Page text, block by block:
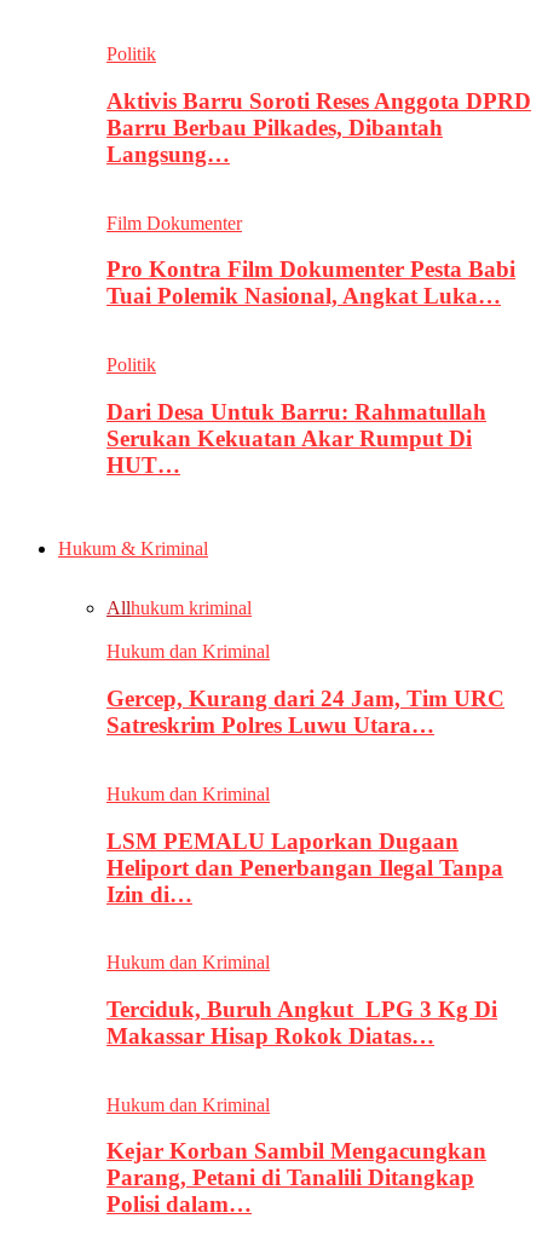
Politik
Aktivis Barru Soroti Reses Anggota DPRD
Barru Berbau Pilkades, Dibantah
Langsung…
Film Dokumenter
Pro Kontra Film Dokumenter Pesta Babi
Tuai Polemik Nasional, Angkat Luka…
Politik
Dari Desa Untuk Barru: Rahmatullah
Serukan Kekuatan Akar Rumput Di
HUT…
Hukum & Kriminal
Allhukum kriminal
Hukum dan Kriminal
Gercep, Kurang dari 24 Jam, Tim URC
Satreskrim Polres Luwu Utara…
Hukum dan Kriminal
LSM PEMALU Laporkan Dugaan
Heliport dan Penerbangan Ilegal Tanpa
Izin di…
Hukum dan Kriminal
Terciduk, Buruh Angkut LPG 3 Kg Di
Makassar Hisap Rokok Diatas…
Hukum dan Kriminal
Kejar Korban Sambil Mengacungkan
Parang, Petani di Tanalili Ditangkap
Polisi dalam…